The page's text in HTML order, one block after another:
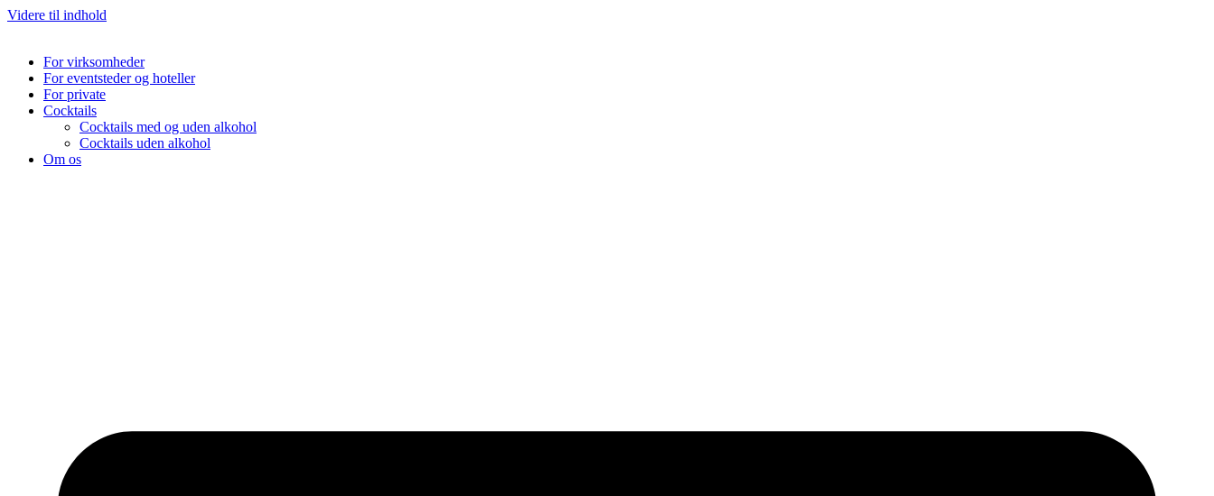
Videre til indhold
For virksomheder
For eventsteder og hoteller
For private
Cocktails
Cocktails med og uden alkohol
Cocktails uden alkohol
Om os